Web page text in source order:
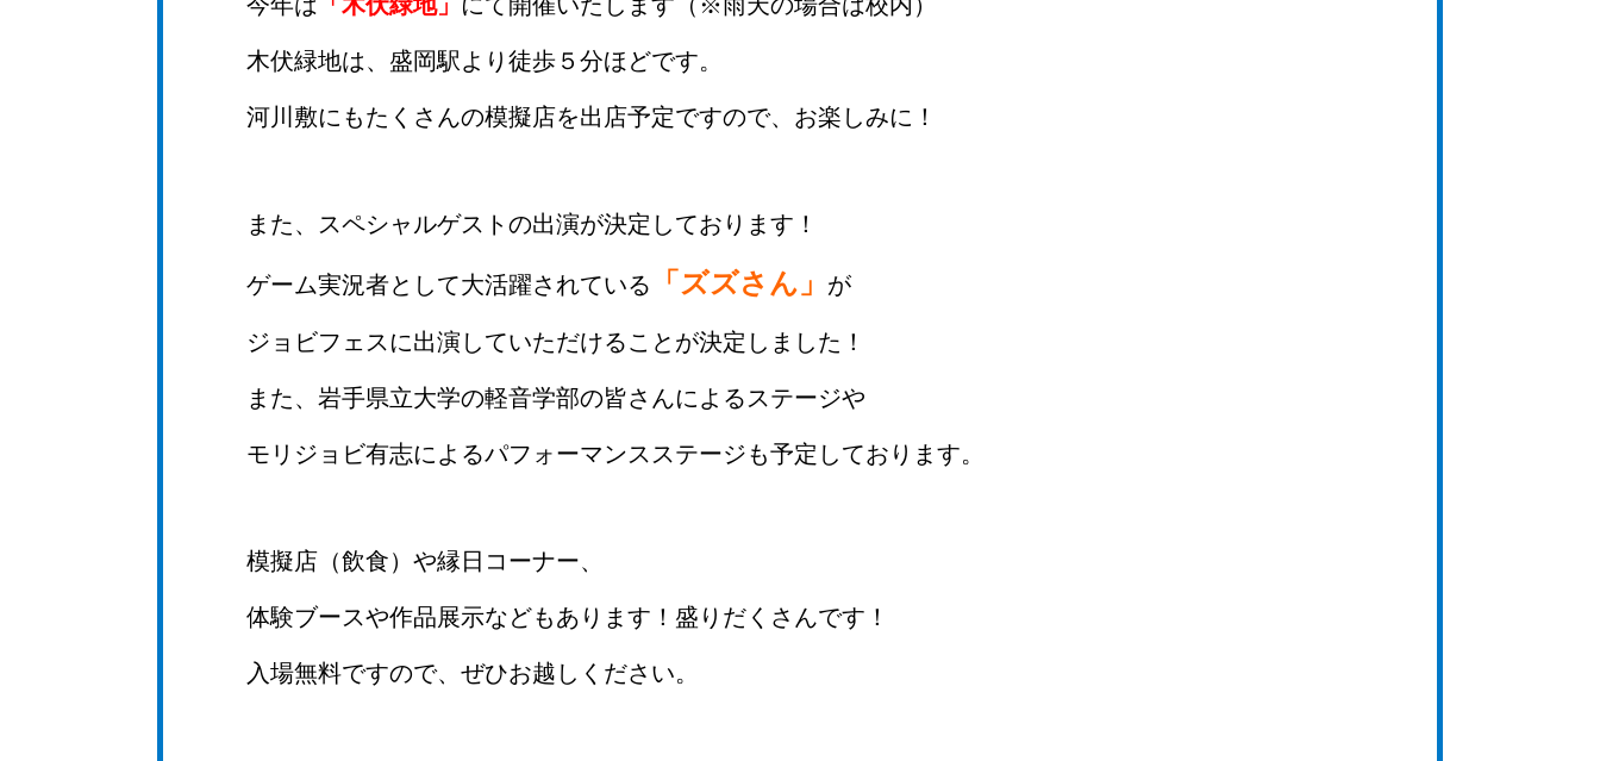
木伏緑地は、盛岡駅より徒歩５分ほどです。
河川敷にもたくさんの模擬店を出店予定ですので、お楽しみに！
また、スペシャルゲストの出演が決定しております！
ゲーム実況者として大活躍されている 「ズズさん」 が
ジョビフェスに出演していただけることが決定しました！
また、岩手県立大学の軽音学部の皆さんによるステージや
モリジョビ有志によるパフォーマンスステージも予定しております。
模擬店（飲食）や縁日コーナー、
体験ブースや作品展示などもあります！盛りだくさんです！
入場無料ですので、ぜひお越しください。